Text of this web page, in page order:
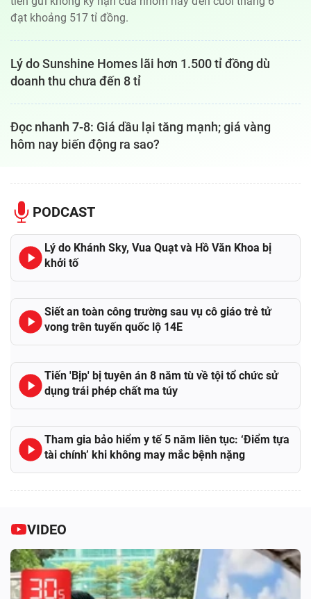
đạt khoảng 517 tỉ đồng.
Lý do Sunshine Homes lãi hơn 1.500 tỉ đồng dù
doanh thu chưa đến 8 tỉ
Đọc nhanh 7-8: Giá dầu lại tăng mạnh; giá vàng
hôm nay biến động ra sao?
PODCAST
Lý do Khánh Sky, Vua Quạt và Hồ Văn Khoa bị
khởi tố
Siết an toàn công trường sau vụ cô giáo trẻ tử
vong trên tuyến quốc lộ 14E
Tiến 'Bịp' bị tuyên án 8 năm tù về tội tổ chức sử
dụng trái phép chất ma túy
Tham gia bảo hiểm y tế 5 năm liên tục: ‘Điểm tựa
tài chính’ khi không may mắc bệnh nặng
VIDEO